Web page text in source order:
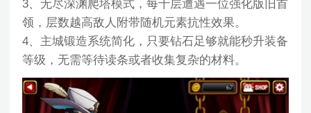
3、无尽深渊爬塔模式，每十层遭遇一位强化版旧首
领，层数越高敌人附带随机元素抗性效果。
4、主城锻造系统简化，只要钻石足够就能秒升装备
等级，无需等待读条或者收集复杂的材料。